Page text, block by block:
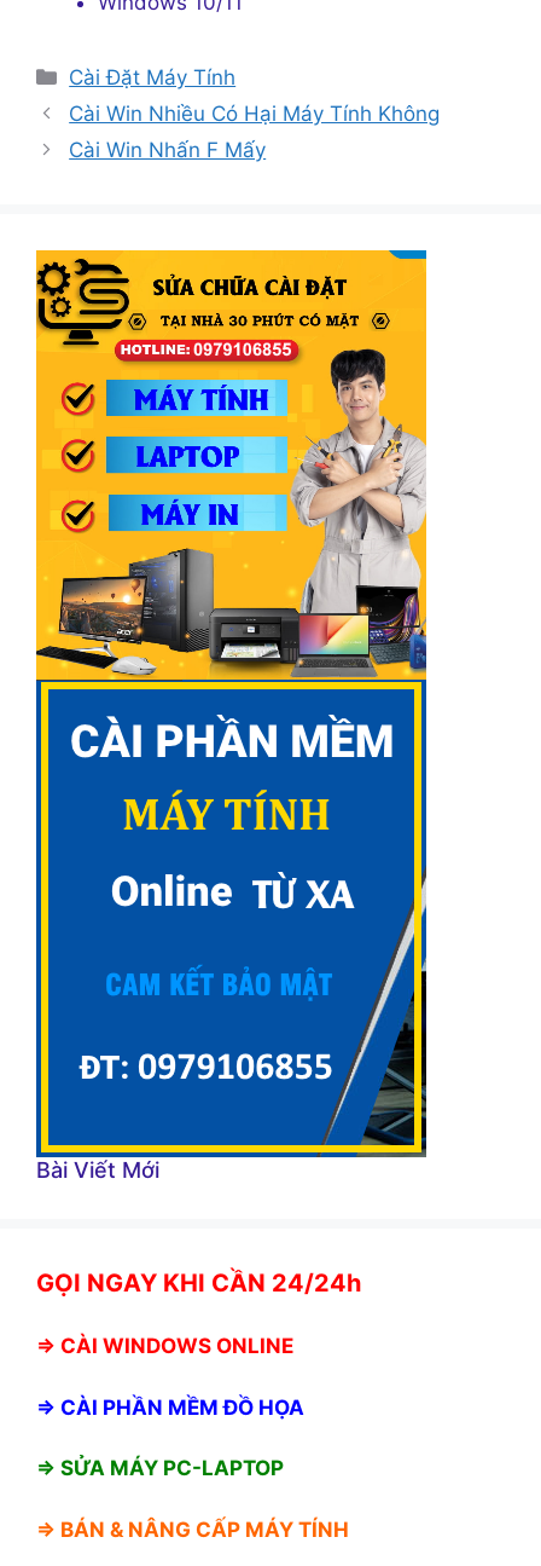
Danh
mục
Cài Đặt Máy Tính
Cài Win Nhiều Có Hại Máy Tính Không
Cài Win Nhấn F Mấy
Bài Viết Mới
GỌI NGAY KHI CẦN 24/24h
⇒ CÀI WINDOWS ONLINE
⇒ CÀI PHẦN MỀM ĐỒ HỌA
⇒ SỬA MÁY PC-LAPTOP
⇒ BÁN & NÂNG CẤP MÁY TÍNH